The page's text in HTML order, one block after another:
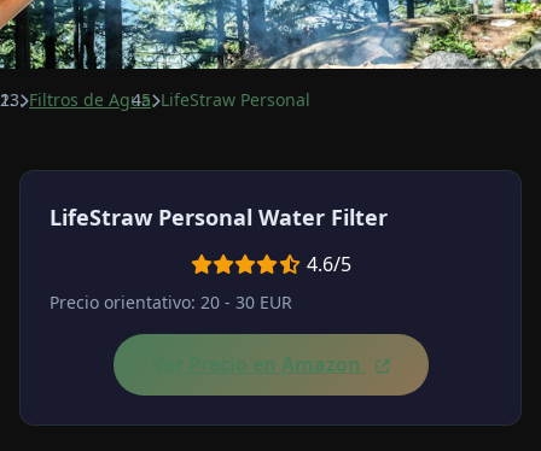
Filtros de Agua LifeStraw Personal
LifeStraw Personal Water Filter
4.6/5
Precio orientativo: 20 - 30 EUR
Ver Precio en Amazon